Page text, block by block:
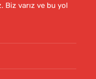
Biz varız ve bu yol